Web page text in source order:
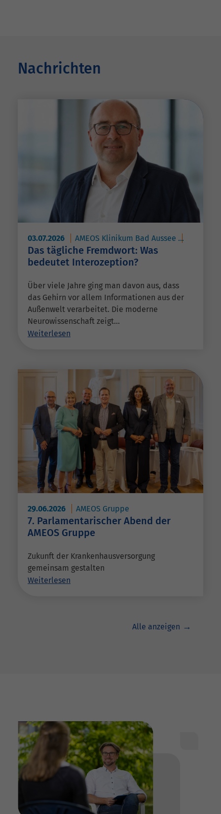
Nachrichten
03.07.2026 AMEOS Klinikum Bad Aussee
Das tägliche Fremdwort: Was
bedeutet Interozeption?
Über viele Jahre ging man davon aus, dass
das Gehirn vor allem Informationen aus der
Außenwelt verarbeitet. Die moderne
Neurowissenschaft zeigt…
Weiterlesen
29.06.2026 AMEOS Gruppe
7. Parlamentarischer Abend der
AMEOS Gruppe
Zukunft der Krankenhausversorgung
gemeinsam gestalten
Weiterlesen
Alle anzeigen